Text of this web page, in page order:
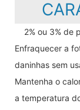
2% ou 3% de
Enfraquecer a
daninhas sem
Mantenha o
a temperatura